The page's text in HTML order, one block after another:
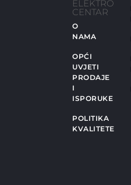
ELEKTRO
CENTAR
O
NAMA
OPĆI
UVJETI
PRODAJE
I
ISPORUKE
POLITIKA
KVALITETE